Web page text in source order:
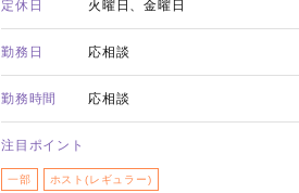
定休日 火曜日、金曜日
勤務日 応相談
勤務時間 応相談
注目ポイント
一部 ホスト(レギュラー)